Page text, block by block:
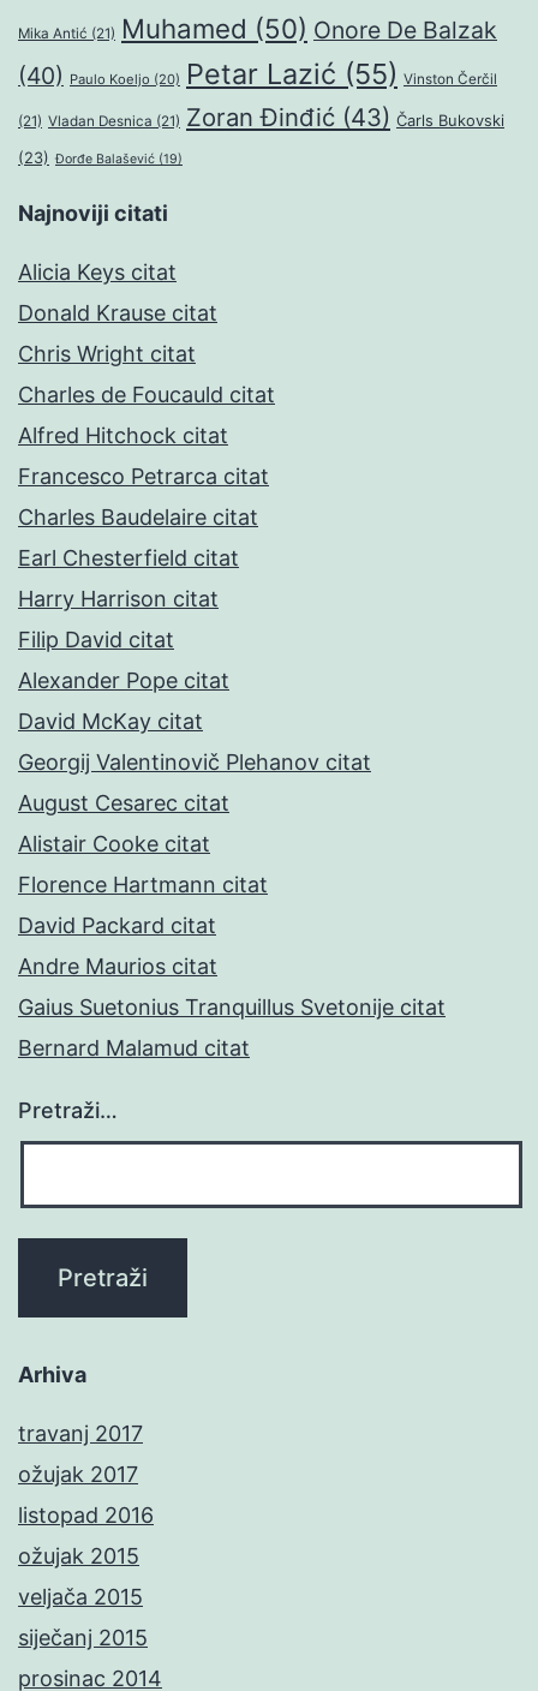
Mika Antić (21) Muhamed (50) Onore De Balzak
(40) Paulo Koeljo (20) Petar Lazić (55) Vinston Čerčil
(21) Vladan Desnica (21) Zoran Đinđić (43) Čarls Bukovski
(23) Đorđe Balašević (19)
Najnoviji citati
Alicia Keys citat
Donald Krause citat
Chris Wright citat
Charles de Foucauld citat
Alfred Hitchock citat
Francesco Petrarca citat
Charles Baudelaire citat
Earl Chesterfield citat
Harry Harrison citat
Filip David citat
Alexander Pope citat
David McKay citat
Georgij Valentinovič Plehanov citat
August Cesarec citat
Alistair Cooke citat
Florence Hartmann citat
David Packard citat
Andre Maurios citat
Gaius Suetonius Tranquillus Svetonije citat
Bernard Malamud citat
Pretraži…
Arhiva
travanj 2017
ožujak 2017
listopad 2016
ožujak 2015
veljača 2015
siječanj 2015
prosinac 2014